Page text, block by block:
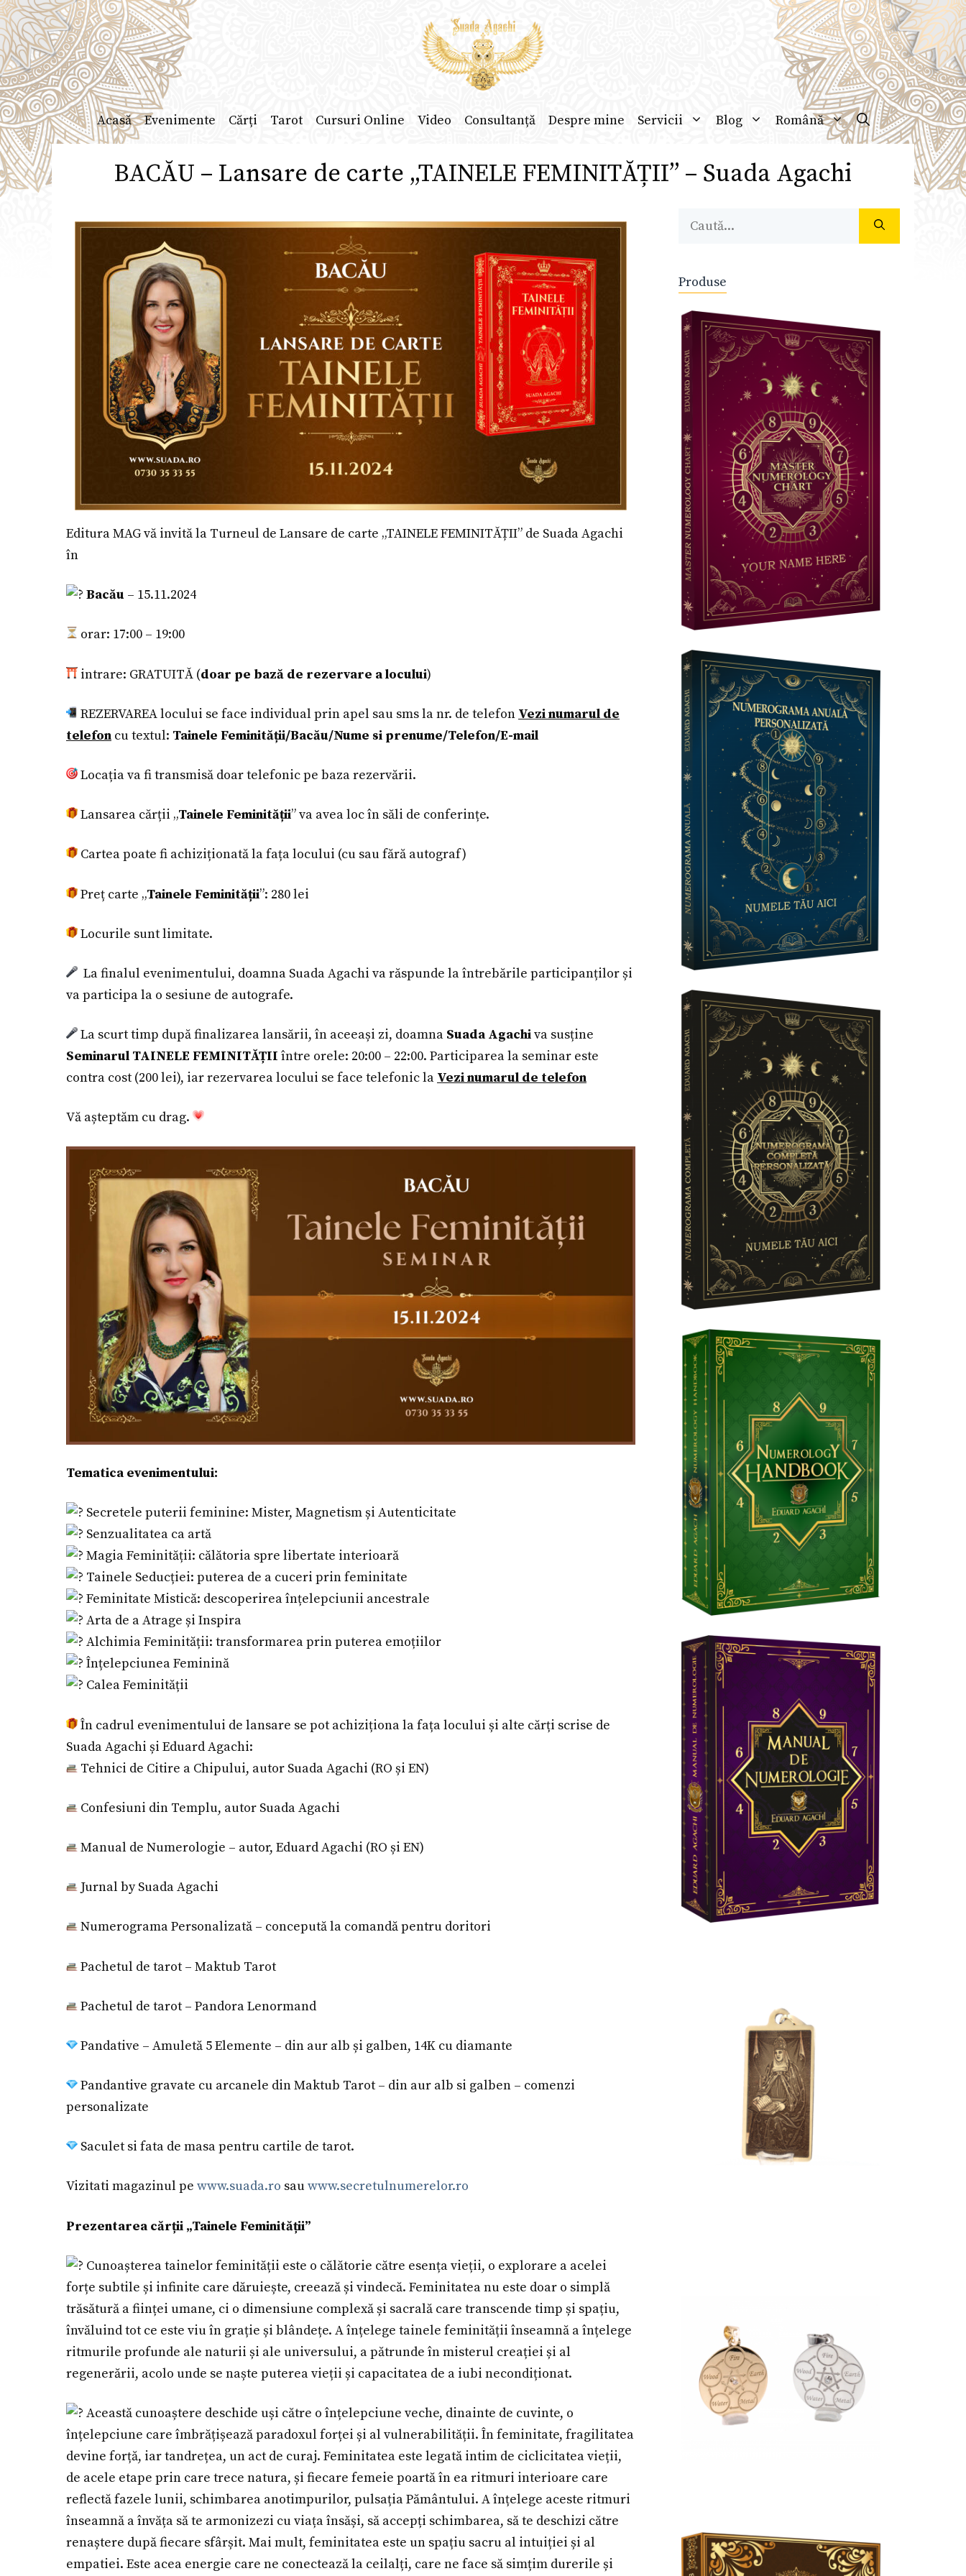
Sari
la
conținut
Acasă Evenimente Cărți Tarot Cursuri Online Video Consultanță Despre mine Servicii Blog Română
BACĂU – Lansare de carte „TAINELE FEMINITĂȚII” – Suada Agachi
Editura MAG vă invită la Turneul de Lansare de carte „TAINELE FEMINITĂȚII” de Suada Agachi
în
Bacău – 15.11.2024
orar: 17:00 – 19:00
intrare: GRATUITĂ (doar pe bază de rezervare a locului)
REZERVAREA locului se face individual prin apel sau sms la nr. de telefon Vezi numarul de
telefon cu textul: Tainele Feminității/Bacău/Nume si prenume/Telefon/E-mail
Locația va fi transmisă doar telefonic pe baza rezervării.
Lansarea cărții „Tainele Feminității” va avea loc în săli de conferințe.
Cartea poate fi achiziționată la fața locului (cu sau fără autograf)
Preț carte „Tainele Feminității”: 280 lei
Locurile sunt limitate.
La finalul evenimentului, doamna Suada Agachi va răspunde la întrebările participanților și
va participa la o sesiune de autografe.
La scurt timp după finalizarea lansării, în aceeași zi, doamna Suada Agachiva susține
Seminarul TAINELE FEMINITĂȚII între orele: 20:00 – 22:00. Participarea la seminar este
contra cost (200 lei), iar rezervarea locului se face telefonic la Vezi numarul de telefon
Vă așteptăm cu drag.
Tematica evenimentului:
Secretele puterii feminine: Mister, Magnetism și Autenticitate
Senzualitatea ca artă
Magia Feminității: călătoria spre libertate interioară
Tainele Seducției: puterea de a cuceri prin feminitate
Feminitate Mistică: descoperirea înțelepciunii ancestrale
Arta de a Atrage și Inspira
Alchimia Feminității: transformarea prin puterea emoțiilor
Înțelepciunea Feminină
Calea Feminității
În cadrul evenimentului de lansare se pot achiziționa la fața locului și alte cărți scrise de
Suada Agachi și Eduard Agachi:
Tehnici de Citire a Chipului, autor Suada Agachi (RO și EN)
Confesiuni din Templu, autor Suada Agachi
Manual de Numerologie – autor, Eduard Agachi (RO și EN)
Jurnal by Suada Agachi
Numerograma Personalizată – concepută la comandă pentru doritori
Pachetul de tarot – Maktub Tarot
Pachetul de tarot – Pandora Lenormand
Pandative – Amuletă 5 Elemente – din aur alb și galben, 14K cu diamante
Pandantive gravate cu arcanele din Maktub Tarot – din aur alb si galben – comenzi
personalizate
Saculet si fata de masa pentru cartile de tarot.
Vizitati magazinul pe www.suada.ro sauwww.secretulnumerelor.ro
Prezentarea cărții „Tainele Feminității”
Cunoașterea tainelor feminității este o călătorie către esența vieții, o explorare a acelei
forțe subtile și infinite care dăruiește, creează și vindecă. Feminitatea nu este doar o simplă
trăsătură a ființei umane, ci o dimensiune complexă și sacrală care transcende timp și spațiu,
învăluind tot ce este viu în grație și blândețe. A înțelege tainele feminității înseamnă a înțelege
ritmurile profunde ale naturii și ale universului, a pătrunde în misterul creației și al
regenerării, acolo unde se naște puterea vieții și capacitatea de a iubi necondiționat.
Această cunoaștere deschide uși către o înțelepciune veche, dinainte de cuvinte, o
înțelepciune care îmbrățișează paradoxul forței și al vulnerabilității. În feminitate, fragilitatea
devine forță, iar tandrețea, un act de curaj. Feminitatea este legată intim de ciclicitatea vieții,
de acele etape prin care trece natura, și fiecare femeie poartă în ea ritmuri interioare care
reflectă fazele lunii, schimbarea anotimpurilor, pulsația Pământului. A înțelege aceste ritmuri
înseamnă a învăța să te armonizezi cu viața însăși, să accepți schimbarea, să te deschizi către
renaștere după fiecare sfârșit. Mai mult, feminitatea este un spațiu sacru al intuiției și al
empatiei. Este acea energie care ne conectează la ceilalți, care ne face să simțim durerile și
Caută
Produse